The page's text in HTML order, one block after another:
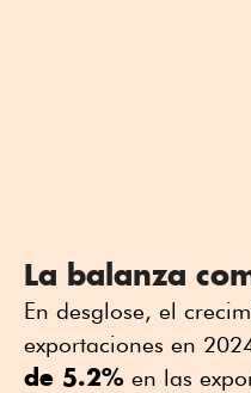
La balanza
En desglose, el
exportaciones en
de 5.2% en las